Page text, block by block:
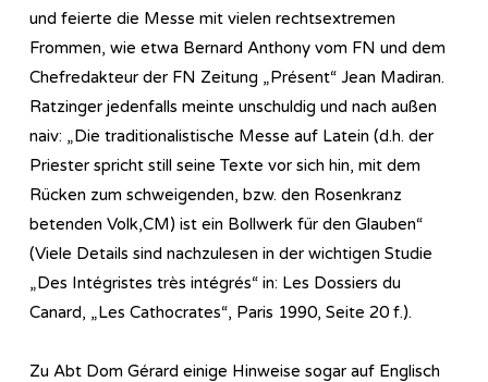
und feierte die Messe mit vielen rechtsextremen
Frommen, wie etwa Bernard Anthony vom FN und dem
Chefredakteur der FN Zeitung „Présent“ Jean Madiran.
Ratzinger jedenfalls meinte unschuldig und nach außen
naiv: „Die traditionalistische Messe auf Latein (d.h. der
Priester spricht still seine Texte vor sich hin, mit dem
Rücken zum schweigenden, bzw. den Rosenkranz
betenden Volk,CM) ist ein Bollwerk für den Glauben“
(Viele Details sind nachzulesen in der wichtigen Studie
„Des Intégristes très intégrés“ in: Les Dossiers du
Canard, „Les Cathocrates“, Paris 1990, Seite 20 f.).
Zu Abt Dom Gérard einige Hinweise sogar auf Englisch